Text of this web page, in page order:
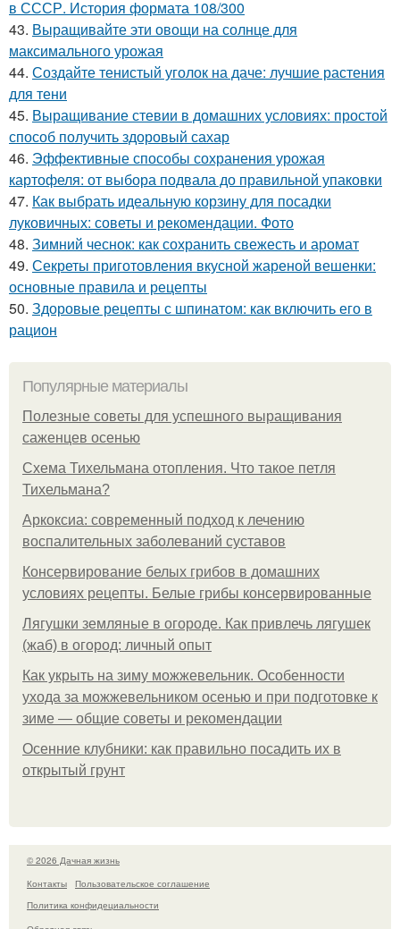
в СССР. История формата 108/300
43. Выращивайте эти овощи на солнце для
максимального урожая
44. Создайте тенистый уголок на даче: лучшие растения
для тени
45. Выращивание стевии в домашних условиях: простой
способ получить здоровый сахар
46. Эффективные способы сохранения урожая
картофеля: от выбора подвала до правильной упаковки
47. Как выбрать идеальную корзину для посадки
луковичных: советы и рекомендации. Фото
48. Зимний чеснок: как сохранить свежесть и аромат
49. Секреты приготовления вкусной жареной вешенки:
основные правила и рецепты
50. Здоровые рецепты с шпинатом: как включить его в
рацион
Популярные материалы
Полезные советы для успешного выращивания
саженцев осенью
Схема Тихельмана отопления. Что такое петля
Тихельмана?
Аркоксиа: современный подход к лечению
воспалительных заболеваний суставов
Консервирование белых грибов в домашних
условиях рецепты. Белые грибы консервированные
Лягушки земляные в огороде. Как привлечь лягушек
(жаб) в огород: личный опыт
Как укрыть на зиму можжевельник. Особенности
ухода за можжевельником осенью и при подготовке к
зиме — общие советы и рекомендации
Осенние клубники: как правильно посадить их в
открытый грунт
© 2026 Дачная жизнь
Контакты
Пользовательское соглашение
Политика конфидециальности